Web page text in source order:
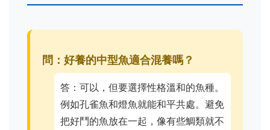
問：好養的中型魚適合混養嗎？
答：可以，但要選擇性格溫和的魚種。
例如孔雀魚和燈魚就能和平共處。避免
把好鬥的魚放在一起，像有些鯛類就不